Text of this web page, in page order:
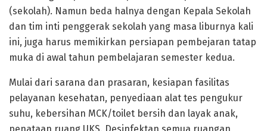
(sekolah). Namun beda halnya dengan Kepala Sekolah
dan tim inti penggerak sekolah yang masa liburnya kali
ini, juga harus memikirkan persiapan pembejaran tatap
muka di awal tahun pembelajaran semester kedua.
Mulai dari sarana dan prasaran, kesiapan fasilitas
pelayanan kesehatan, penyediaan alat tes pengukur
suhu, kebersihan MCK/toilet bersih dan layak anak,